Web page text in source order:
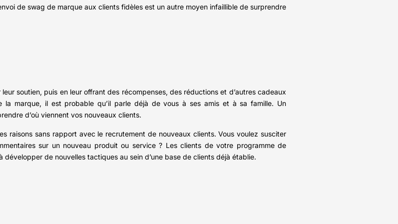
de swag de marque aux clients fidèles est un autre moyen infaillible de surprendre
soutien, puis en leur offrant des récompenses, des réductions et d’autres cadeaux
marque, il est probable qu’il parle déjà de vous à ses amis et à sa famille. Un
d’où viennent vos nouveaux clients.
raisons sans rapport avec le recrutement de nouveaux clients. Vous voulez susciter
sur un nouveau produit ou service ? Les clients de votre programme de
de nouvelles tactiques au sein d’une base de clients déjà établie.